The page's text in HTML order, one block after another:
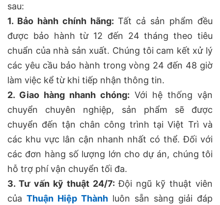
sau:
1. Bảo hành chính hãng: Tất cả sản phẩm đều
được bảo hành từ 12 đến 24 tháng theo tiêu
chuẩn của nhà sản xuất. Chúng tôi cam kết xử lý
các yêu cầu bảo hành trong vòng 24 đến 48 giờ
làm việc kể từ khi tiếp nhận thông tin.
2. Giao hàng nhanh chóng: Với hệ thống vận
chuyển chuyên nghiệp, sản phẩm sẽ được
chuyển đến tận chân công trình tại Việt Trì và
các khu vực lân cận nhanh nhất có thể. Đối với
các đơn hàng số lượng lớn cho dự án, chúng tôi
hỗ trợ phí vận chuyển tối đa.
3. Tư vấn kỹ thuật 24/7: Đội ngũ kỹ thuật viên
của Thuận Hiệp Thành luôn sẵn sàng giải đáp